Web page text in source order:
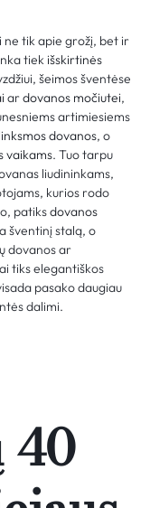
ne tik apie grožį, bet ir
tiek išskirtinės
šeimos šventėse
ardovanos močiutei,
artimiesiems
linksmos dovanos, o
vaikams. Tuo tarpu
liudininkams,
kurios rodo
patiksdovanos
šventinį stalą, o
dovanos ar
tiks elegantiškos
pasako daugiau
dalimi.
40